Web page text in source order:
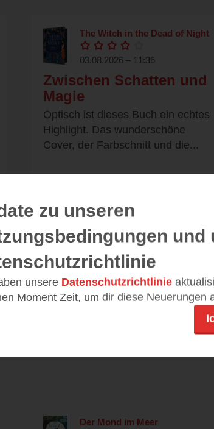
The Witch in the Dead of Night
03.08.2026 – 11:36
Zwischen Schatten und
Magie
Optisch ist dieses Buch ein echtes
Highlight. Das wunderschöne
Cover, der Farbschnitt und die...
Alle 88 Rezensionen anzeigen
Der Mond im Meer
zu unseren
und
unsere Datenschutzrichtlinie
Moment Zeit, um dir diese Neuerungen